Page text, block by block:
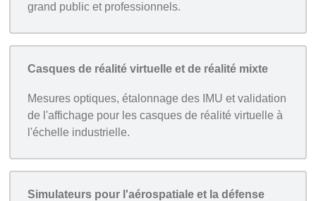
grand public et professionnels.
Casques de réalité virtuelle et de réalité mixte
Mesures optiques, étalonnage des IMU et validation
de l'affichage pour les casques de réalité virtuelle à
l'échelle industrielle.
Simulateurs pour l'aérospatiale et la défense